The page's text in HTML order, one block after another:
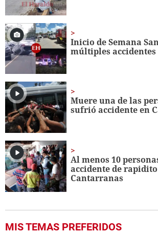
Inicio de Semana
múltiples
Muere una de las
sufrió accidente en
Al menos 10
accidente de
Cantarranas
MIS TEMAS PREFERIDOS